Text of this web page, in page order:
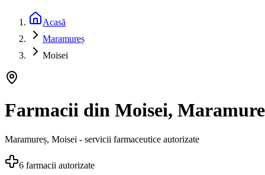
Acasă
Maramureș
Moisei
Farmacii din Moisei,
Maramureș, Moisei - servicii farmaceutice autorizate
6 farmacii autorizate